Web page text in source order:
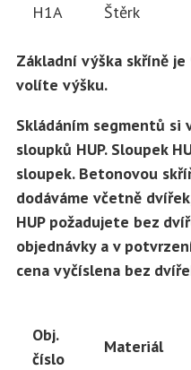
H1A Štěrk
Základní výška skříně
volíte výšku.
Skládáním segmentů
sloupků HUP. Sloupek
sloupek. Betonovou
dodáváme včetně
HUP požadujete bez
objednávky a v
cena vyčíslena bez
Obj.
číslo
Materiál